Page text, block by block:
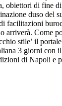
obiettori di fine
duso del
facilitazioni
arriverà. Come
stile’ il
3 giorni con
di Napoli e